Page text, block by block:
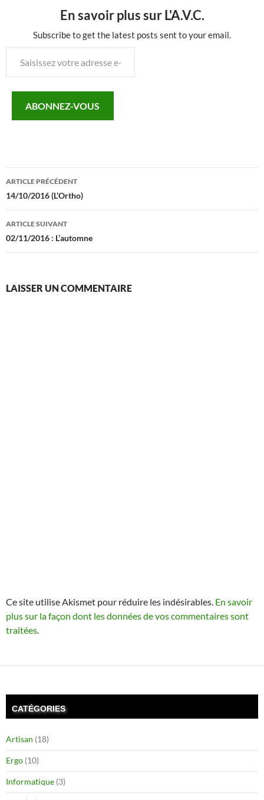
En savoir plus sur L'A.V.C.
Subscribe to get the latest posts sent to your email.
votre
mail…ABONNEZ-VOUS
Navigation
des
articles
ARTICLE PRÉCÉDENT
14/10/2016 (L’Ortho)
ARTICLE SUIVANT
02/11/2016 : L’automne
LAISSER UN COMMENTAIRE
Ce site utilise Akismet pour réduire les indésirables. En savoir
plus sur la façon dont les données de vos commentaires sont
traitées
CATÉGORIES
Artisan (18)
Ergo (10)
Informatique (3)